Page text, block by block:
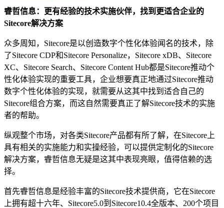
睿哲信息：更有经验的技术实施伙伴，找到更适合企业的
Sitecore解决方案
众多周知，Sitecore是以创造数字个性化体验闻名的技术，除
了Sitecore CDP和Sitecore Personalize，Sitecore xDB、Sitecore
XC、Sitecore Search、Sitecore Content Hub都是Sitecore推动个
性化体验实现的重要工具，企业想要真正地通过Sitecore推动
数字个性化体验的实现，就需要从这其中找到适合自己的
Sitecore组合方案，而这自然需要真正了解Sitecore技术的实施
者的帮助。
纵观整个市场，对各类Sitecore产品都有所了解，在Sitecore上
具有相关的实施能力和实操经验，可以提供定制化的Sitecore
解决方案，睿哲信息无疑是这其中表现亮眼，值得信赖的选
择。
首先睿哲信息是经验丰富的Sitecore技术提供商，它在Sitecore
上拥有超十六年、Sitecore5.0到Sitecore10.4全版本、200个项目